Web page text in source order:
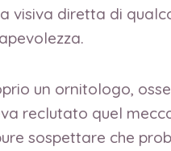
visiva diretta di
un ornitologo,
reclutato quel
sospettare che